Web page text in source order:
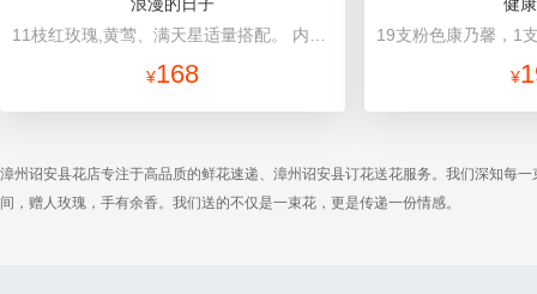
¥168 ¥
漳州诏安县花店专注于高品质的鲜花速递、漳州诏安县订花送花服务。我们深知每
间，赠人玫瑰，手有余香。我们送的不仅是一束花，更是传递一份情感。